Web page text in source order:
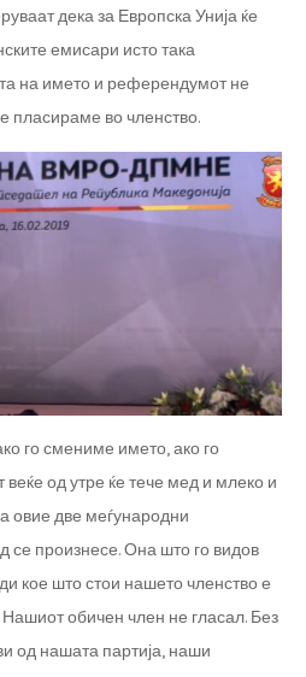
дека за Европска Унија ќе
емисари исто така
на името и референдумот не
пласираме во членство.
го смениме името, ако го
од утре ќе тече мед и млеко и
овие две меѓународни
се произнесе. Она што го видов
кое што стои нашето членство е
Нашиот обичен член не гласал. Без
од нашата партија, наши